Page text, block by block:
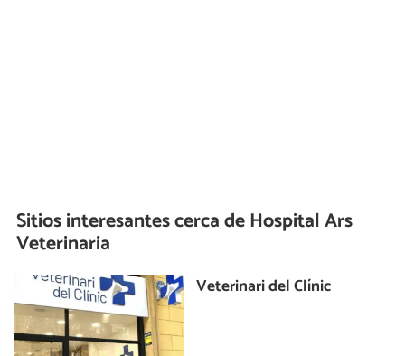
Sitios interesantes cerca deHospital Ars
Veterinaria
Veterinari del Clínic